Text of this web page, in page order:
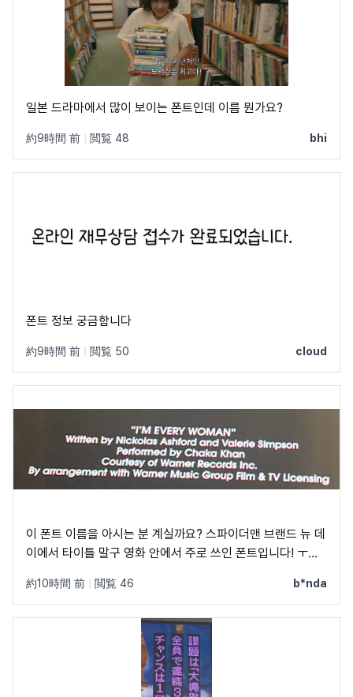
일본 드라마에서 많이 보이는 폰트인데 이름 뭔가요?
約9時間 前 閲覧 48 bhi
폰트 정보 궁금함니다
約9時間 前 閲覧 50 cloud
이 폰트 이름을 아시는 분 계실까요? 스파이더맨 브랜드 뉴 데
이에서 타이틀 말구 영화 안에서 주로 쓰인 폰트입니다! ㅜㅜ
깝고 t가 유독 가로가 짧아서 예쁘더라구요
約10時間 前 閲覧 46 b*nda